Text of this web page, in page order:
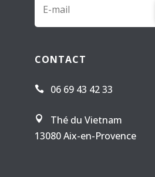
CONTACT
 06 69 43 42 33

Thé du Vietnam
13080 Aix-en-Provence